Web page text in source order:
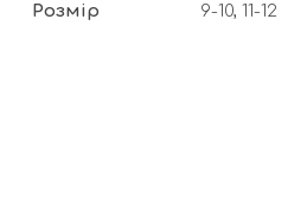
Розмір 9-10, 11-12